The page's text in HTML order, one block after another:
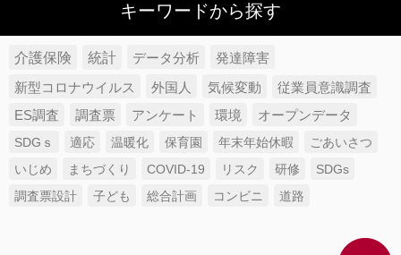
キーワードから探す
介護保険 統計 データ分析
発達障害
新型コロナウイルス
外国人 気候変動
従業員意識調査
ES調査
調査票 アンケート 環境
オープンデータ
SDGｓ
適応 温暖化 保育園 年末年始休暇
ごあいさつ
いじめ
まちづくり COVID-19 リスク 研修
SDGs
調査票設計
子ども 総合計画 コンビニ 道路